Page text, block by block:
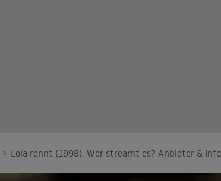
Lola rennt (1998): Wer streamt es? Anbieter &